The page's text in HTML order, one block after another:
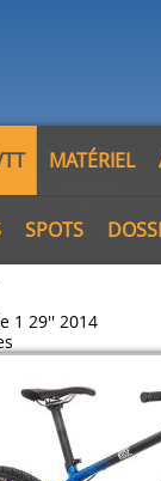
MATÉRIEL
SPOTS
1 29'' 2014